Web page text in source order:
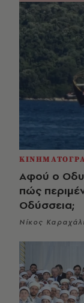
Αφού ο
πώς
Οδύσσεια;
Νίκος